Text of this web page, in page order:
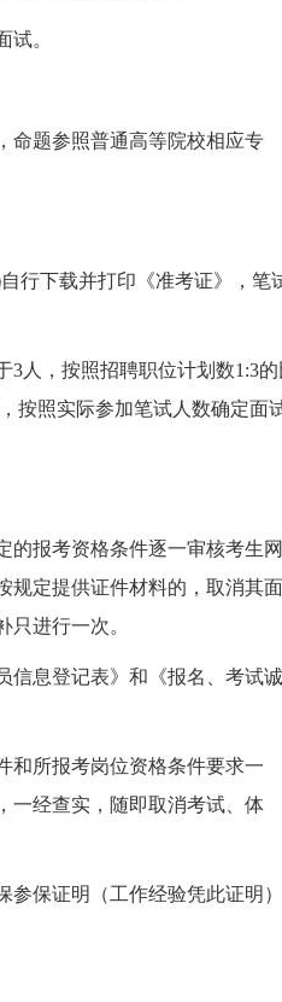
。
题参照普通高等院校相应专
行下载并打印《准考证》，笔
人，按照招聘职位计划数1:3的
按照实际参加笔试人数确定面
报考资格条件逐一审核考生网
规定提供证件材料的，取消其面
进行一次。
息登记表》和《报名、考试诚
所报考岗位资格条件要求一
一经查实，随即取消考试、体
保证明（工作经验凭此证明）